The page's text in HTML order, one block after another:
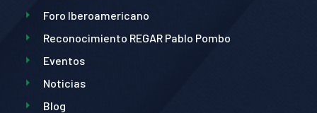
Foro Iberoamericano
Reconocimiento REGAR Pablo Pombo
Eventos
Noticias
Blog